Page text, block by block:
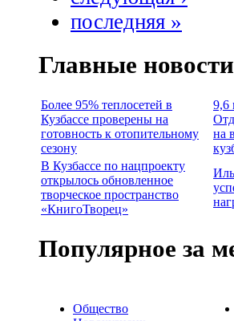
последняя »
Главные новости
Более 95% теплосетей в
Кузбассе проверены на
готовность к отопительному
сезону
9,6
на
В Кузбассе по нацпроекту
открылось обновленное
творческое пространство
«КнигоТворец»
Популярное за
Общество